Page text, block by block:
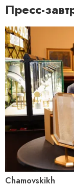
Пресс-
Chamovskikh